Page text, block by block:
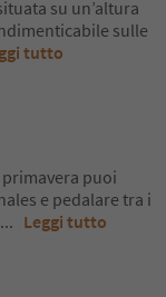
su un’altura
sulle
tutto
puoi
e pedalare tra i
... Leggi tutto